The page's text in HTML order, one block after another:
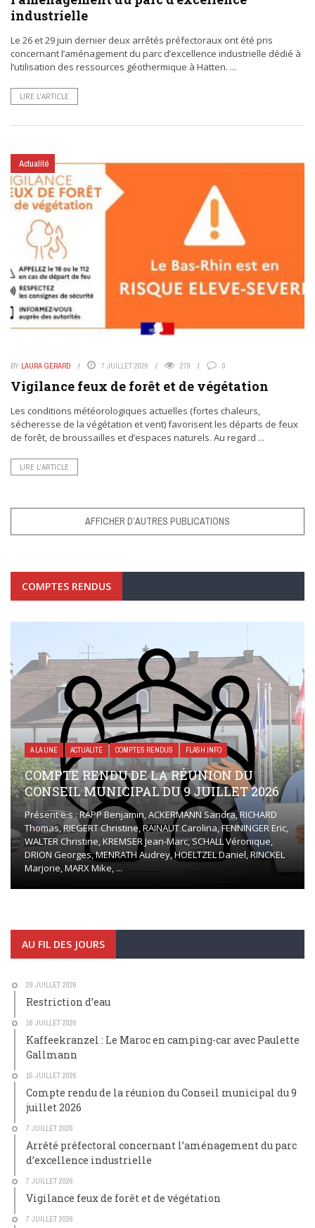
industrielle
Le 26 et 29 juin dernier deux arrêtés préfectoraux ont été pris
concernant l’aménagement du parc d’excellence industrielle dédié à
l’utilisation des ressources géothermique à Hatten. ...
LIRE L’ARTICLE
Actualité
BY LAURA GERARD 7 JUILLET 2026 279 0
Vigilance feux de forêt et de végétation
Les conditions météorologiques actuelles (fortes chaleurs,
sécheresse de la végétation et vent) favorisent les départs de feux
de forêt, de broussailles et d’espaces naturels. Au regard ...
LIRE L’ARTICLE
AFFICHER D’AUTRES PUBLICATIONS
COMPTES RENDUS
A LA UNE ACTUALITÉ COMPTES RENDUS FLASH INFO
COMPTE RENDU DE LA RÉUNION DU
CONSEIL MUNICIPAL DU 9 JUILLET 2026
Présent·e·s : RAPP Benjamin, ACKERMANN Sandra, RICHARD
Thomas, RIEGERT Christine, RAINAUT Carolina, FENNINGER Eric,
WALTER Christine, KREMSER Jean-Marc, SCHALL Véronique,
DRION Georges, MENRATH Audrey, HOELTZEL Daniel, RINCKEL
Marjorie, MARX Mike, ...
AU FIL DES JOURS
29 JUILLET 2026
Restriction d’eau
16 JUILLET 2026
Kaffeekranzel : Le Maroc en camping-car avec Paulette
Gallmann
15 JUILLET 2026
Compte rendu de la réunion du Conseil municipal du 9
juillet 2026
7 JUILLET 2026
Arrêté préfectoral concernant l’aménagement du parc
d’excellence industrielle
7 JUILLET 2026
Vigilance feux de forêt et de végétation
7 JUILLET 2026